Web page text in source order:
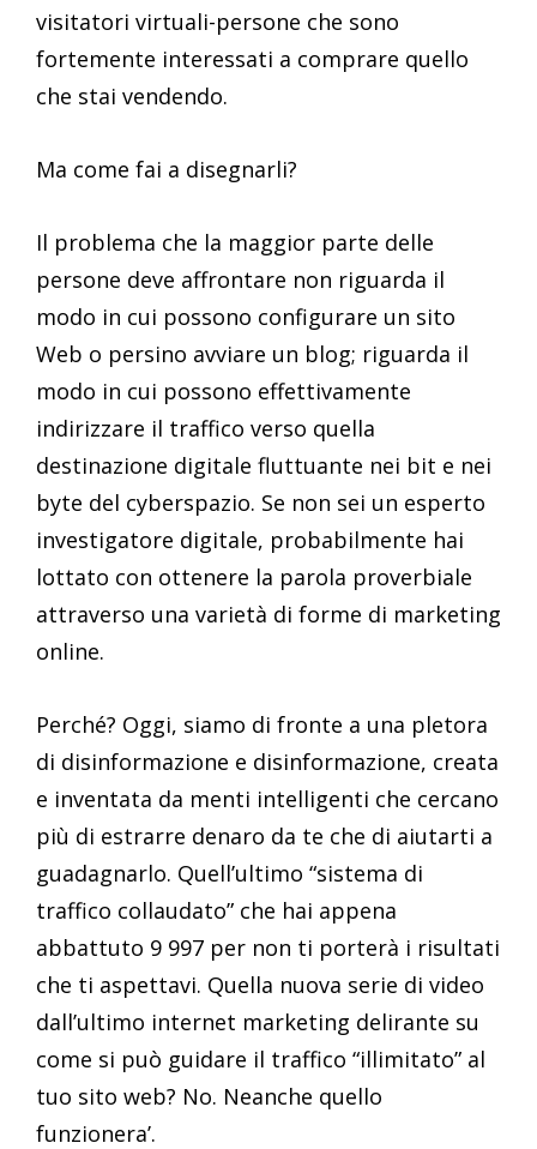
visitatori virtuali-persone che sono
fortemente interessati a comprare quello
che stai vendendo.
Ma come fai a disegnarli?
Il problema che la maggior parte delle
persone deve affrontare non riguarda il
modo in cui possono configurare un sito
Web o persino avviare un blog; riguarda il
modo in cui possono effettivamente
indirizzare il traffico verso quella
destinazione digitale fluttuante nei bit e nei
byte del cyberspazio. Se non sei un esperto
investigatore digitale, probabilmente hai
lottato con ottenere la parola proverbiale
attraverso una varietà di forme di marketing
online.
Perché? Oggi, siamo di fronte a una pletora
di disinformazione e disinformazione, creata
e inventata da menti intelligenti che cercano
più di estrarre denaro da te che di aiutarti a
guadagnarlo. Quell’ultimo “sistema di
traffico collaudato” che hai appena
abbattuto 9 997 per non ti porterà i risultati
che ti aspettavi. Quella nuova serie di video
dall’ultimo internet marketing delirante su
come si può guidare il traffico “illimitato” al
tuo sito web? No. Neanche quello
funzionera’.